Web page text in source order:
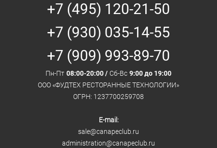
+7 (495) 120-21-50
+7 (930) 035-14-55
+7 (909) 993-89-70
Пн-Пт 08:00-20:00 / Сб-Вс 9:00 до 19:00
ООО «ФУДТЕХ РЕСТОРАННЫЕ ТЕХНОЛОГИИ»
ОГРН: 1237700259708
E-mail:
sale@canapeclub.ru
administration@canapeclub.ru